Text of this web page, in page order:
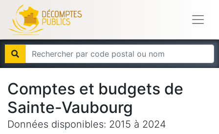
Comptes et budgets de
Sainte-Vaubourg
Données disponibles: 2015 à 2024